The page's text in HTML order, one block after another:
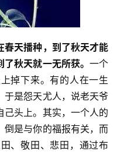
春天播种，到了秋天才能
秋天就一无所获。 一个
掉下来。有的人在一生
于是怨天尤人，说老天爷
己头上。其实，一个人的
倒是与你的福报有关，而
、敬田、悲田，通过布